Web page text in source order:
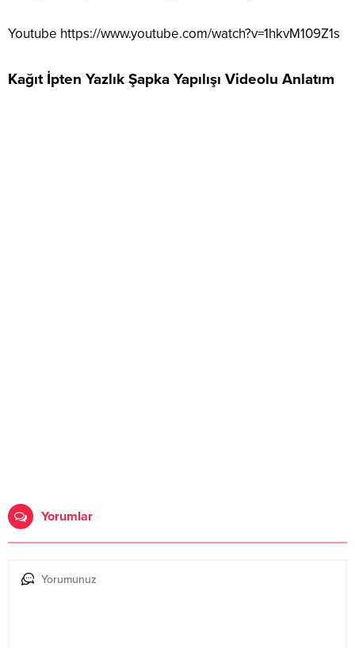
Youtube https://www.youtube.com/watch?v=1hkvM109Z1s
Kağıt İpten Yazlık Şapka Yapılışı Videolu Anlatım
Yorumlar